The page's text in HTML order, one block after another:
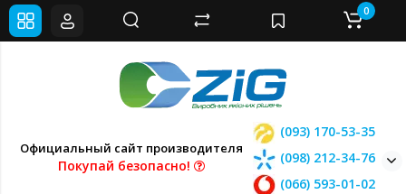
Официальный сайт производителя
Покупай безопасно!
(093) 170-53-35
(098) 212-34-76
(066) 593-01-02
0